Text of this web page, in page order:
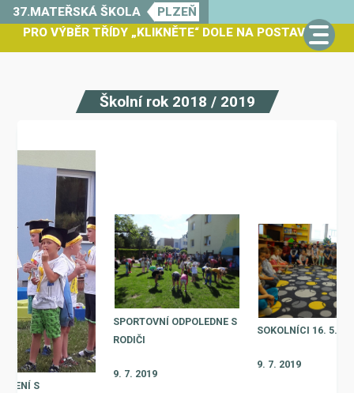
37.MATEŘSKÁ ŠKOLA
PLZEŇ
PRO VÝBĚR TŘÍDY „KLIKNĚTE“ DOLE NA POSTAVIČKU
Školní rok 2018 / 2019
S
SPORTOVNÍ ODPOLEDNE S
RODIČI
9. 7. 2019
SOKOLNÍCI 16. 5.
9. 7. 2019